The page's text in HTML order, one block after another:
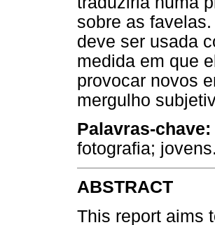
sobre as
deve ser usada
medida em que
provocar novos
mergulho
Palavras-chave:
fotografia; jovens.
ABSTRACT
This report aims